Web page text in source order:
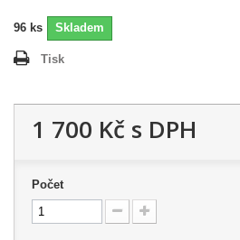
96 ks Skladem
Tisk
1 700 Kč s DPH
Počet